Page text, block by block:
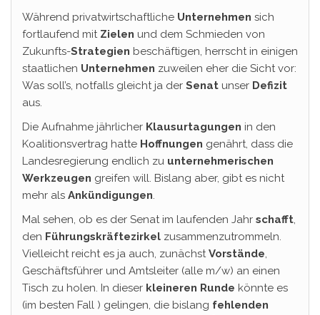
Während privatwirtschaftliche Unternehmen sich
fortlaufend mit Zielen und dem Schmieden von
Zukunfts-Strategien beschäftigen, herrscht in einigen
staatlichen Unternehmen zuweilen eher die Sicht vor:
Was soll’s, notfalls gleicht ja der Senat unser Defizit
aus.
Die Aufnahme jährlicher Klausurtagungen in den
Koalitionsvertrag hatte Hoffnungen genährt, dass die
Landesregierung endlich zu unternehmerischen
Werkzeugen greifen will. Bislang aber, gibt es nicht
mehr als Ankündigungen.
Mal sehen, ob es der Senat im laufenden Jahr schafft,
den Führungskräftezirkel zusammenzutrommeln.
Vielleicht reicht es ja auch, zunächstVorstände,
Geschäftsführer und Amtsleiter (alle m/w) an einen
Tisch zu holen. In dieser kleineren Runde könnte es
(im besten Fall ) gelingen, die bislang fehlenden